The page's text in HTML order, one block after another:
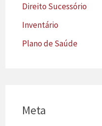
Direito Sucessório
Inventário
Plano de Saúde
Meta